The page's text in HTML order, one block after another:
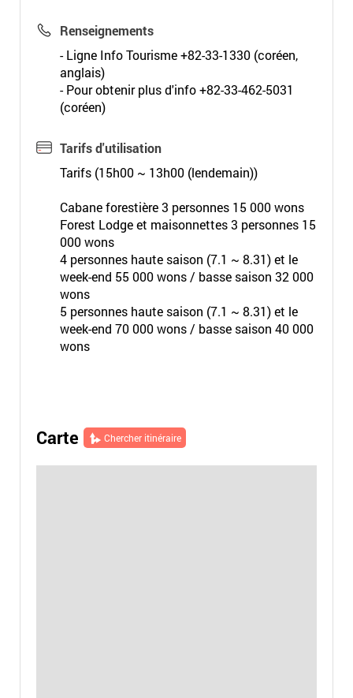
Renseignements
- Ligne Info Tourisme +82-33-1330 (coréen,
anglais)
- Pour obtenir plus d'info +82-33-462-5031
(coréen)
Tarifs d'utilisation
Tarifs (15h00 ~ 13h00 (lendemain))
Cabane forestière 3 personnes 15 000 wons
Forest Lodge et maisonnettes 3 personnes 15
000 wons
4 personnes haute saison (7.1 ~ 8.31) et le
week-end 55 000 wons / basse saison 32 000
wons
5 personnes haute saison (7.1 ~ 8.31) et le
week-end 70 000 wons / basse saison 40 000
wons
Carte Chercher itinéraire